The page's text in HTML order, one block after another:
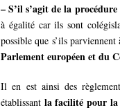
– S’il s’agit de la
à égalité car ils sont
possible que s’ils
Parlement européen et du
Il en est ainsi des
établissant la facilité pour la